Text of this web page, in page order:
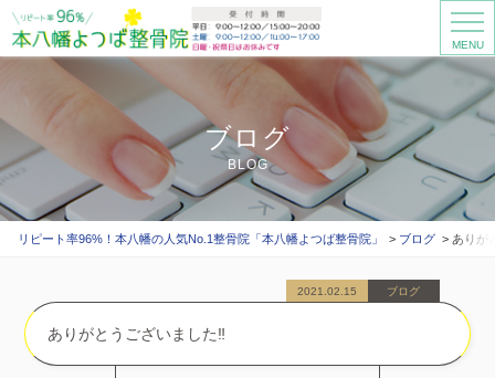
MENU
ブログ
BLOG
リピート率96%！本八幡の人気No.1整骨院「本八幡よつば整骨院」 ブログ ありが
ありがとうございました‼︎
2021.02.15 ブログ